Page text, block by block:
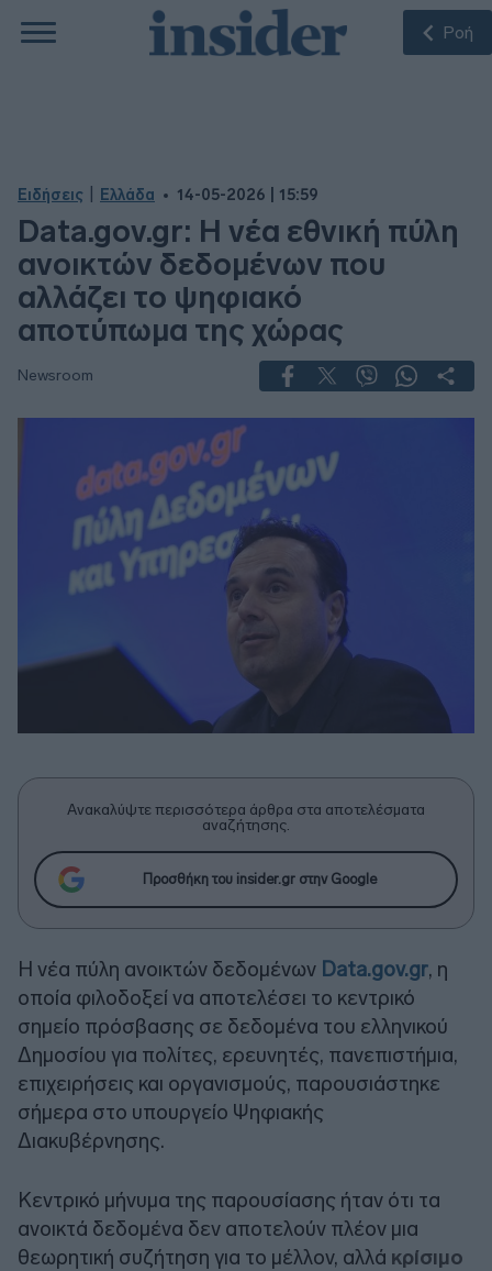
Ροή
Ειδήσεις Ελλάδα 14-05-2026 | 15:59
Data.gov.gr: Η νέα εθνική πύλη
ανοικτών δεδομένων που
αλλάζει το ψηφιακό
αποτύπωμα της χώρας
Newsroom
Ανακαλύψτε περισσότερα άρθρα στα αποτελέσματα
αναζήτησης.
Προσθήκη του insider.gr στην Google
Η νέα πύλη ανοικτών δεδομένων Data.gov.gr, η
οποία φιλοδοξεί να αποτελέσει το κεντρικό
σημείο πρόσβασης σε δεδομένα του ελληνικού
Δημοσίου για πολίτες, ερευνητές, πανεπιστήμια,
επιχειρήσεις και οργανισμούς, παρουσιάστηκε
σήμερα στο υπουργείο Ψηφιακής
Διακυβέρνησης.
Κεντρικό μήνυμα της παρουσίασης ήταν ότι τα
ανοικτά δεδομένα δεν αποτελούν πλέον μια
θεωρητική συζήτηση για το μέλλον, αλλά κρίσιμο